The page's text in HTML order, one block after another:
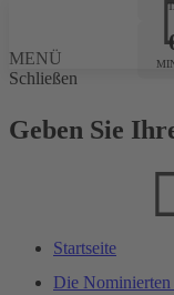
MENÜ
Schließen
Geben Sie
Startseite
Die Nominierten